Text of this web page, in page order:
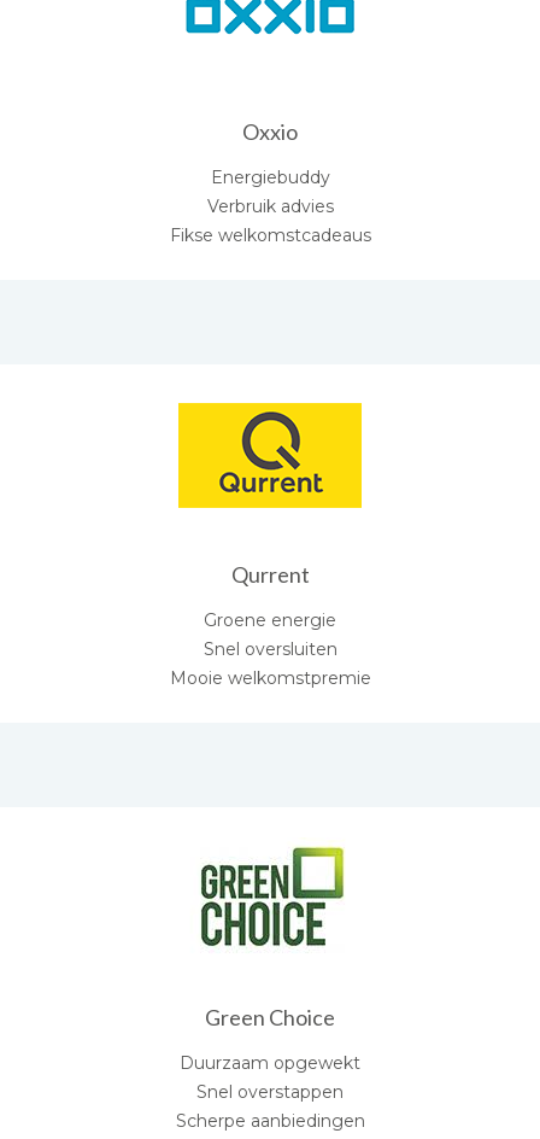
Oxxio
Energiebuddy
Verbruik advies
Fikse welkomstcadeaus
Qurrent
Groene energie
Snel oversluiten
Mooie welkomstpremie
Green Choice
Duurzaam opgewekt
Snel overstappen
Scherpe aanbiedingen